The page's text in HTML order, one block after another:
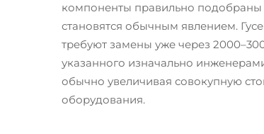
компоненты правильно подобраны
становятся обычным явлением.
требуют замены уже через
указанного изначально
обычно увеличивая совокупную
оборудования.